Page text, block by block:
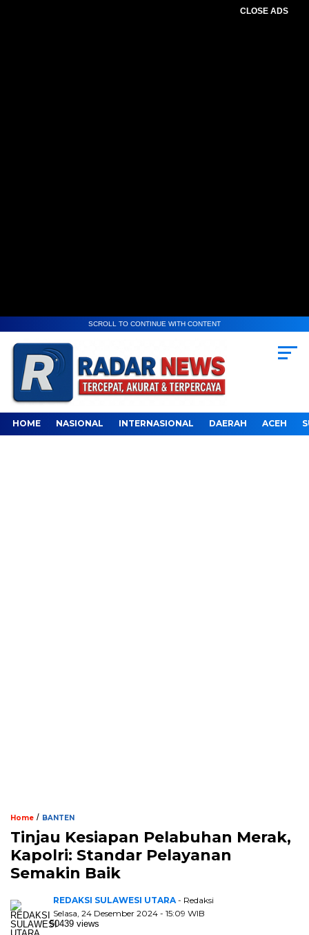
CLOSE ADS
SCROLL TO CONTINUE WITH CONTENT
HOME NASIONAL INTERNASIONAL DAERAH ACEH
Home / BANTEN
Tinjau Kesiapan Pelabuhan Merak,
Kapolri: Standar Pelayanan
Semakin Baik
REDAKSI SULAWESI UTARA - Redaksi
Selasa, 24 Desember 2024 - 15:09 WIB
50439 views